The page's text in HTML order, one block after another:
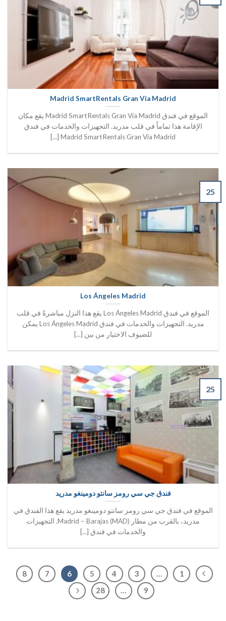
Madrid SmartRentals Gran Via Madrid
الموقع في فندق Madrid SmartRentals Gran Via Madrid يقع مكان
الإقامة هذا تماماً في قلب مدريد. التجهيزات والخدمات في فندق
Madrid SmartRentals Gran Via Madrid [...]
Los Ángeles Madrid
الموقع في فندق Los Ángeles Madrid يقع هذا النزل مباشرةً في قلب
مدريد. التجهيزات والخدمات في فندق Los Ángeles Madrid يمكن
للضيوف الاختيار من بين [...]
25
فندق جي سي رومز سانتو دومينغو مدريد
الموقع في فندق جي سي رومز سانتو دومينغو مدريد يقع هذا الفندق في
مدريد، بالقرب من مطار Madrid – Barajas (MAD). التجهيزات
والخدمات في فندق [...]
25
1
…
3
4
5
6
7
8
9
…
28